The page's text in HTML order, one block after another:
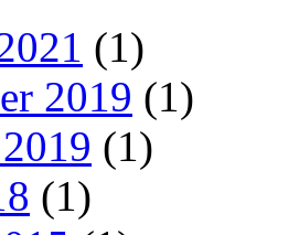
(1)
2019 (1)
(1)
(1)